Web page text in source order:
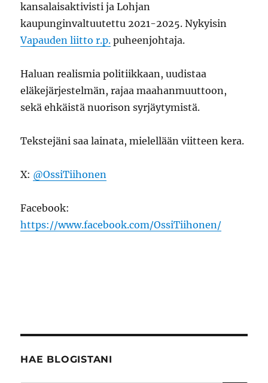
kansalaisaktivisti ja Lohjan
kaupunginvaltuutettu 2021-2025. Nykyisin
Vapauden liitto r.p. puheenjohtaja.
Haluan realismia politiikkaan, uudistaa
eläkejärjestelmän, rajaa maahanmuuttoon,
sekä ehkäistä nuorison syrjäytymistä.
Tekstejäni saa lainata, mielellään viitteen kera.
X: @OssiTiihonen
Facebook:
https://www.facebook.com/OssiTiihonen/
HAE BLOGISTANI